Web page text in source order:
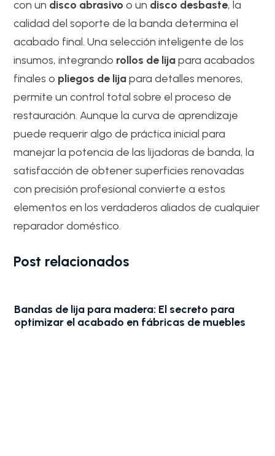
con un disco abrasivo o un disco desbaste, la
calidad del soporte de la banda determina el
acabado final. Una selección inteligente de los
insumos, integrando rollos de lijapara acabados
finales o pliegos de lijapara detalles menores,
permite un control total sobre el proceso de
restauración. Aunque la curva de aprendizaje
puede requerir algo de práctica inicial para
manejar la potencia de las lijadoras de banda, la
satisfacción de obtener superficies renovadas
con precisión profesional convierte a estos
elementos en los verdaderos aliados de cualquier
reparador doméstico.
Post relacionados
Bandas de lija para madera: El secreto para
optimizar el acabado en fábricas de muebles